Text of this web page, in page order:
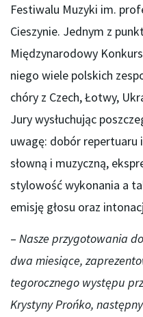
Festiwalu Muzyki im.
Cieszynie. Jednym z
Międzynarodowy
niego wiele polskich
chóry z Czech, Łotwy,
Jury wysłuchując
uwagę: dobór
słowną i muzyczną,
stylowość wykonania a
emisję głosu oraz
– Nasze przygotowania
dwa miesiące,
tegorocznego występu
Krystyny Prońko,